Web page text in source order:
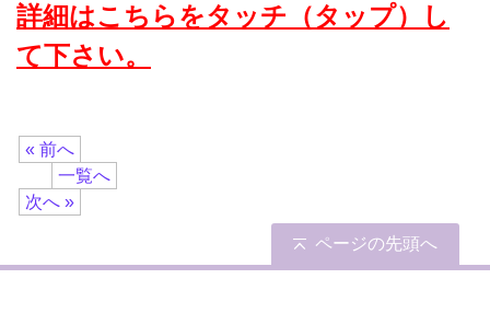
詳細はこちらをタッチ（タップ）し
て下さい。
« 前へ
一覧へ
次へ »
ページの先頭へ